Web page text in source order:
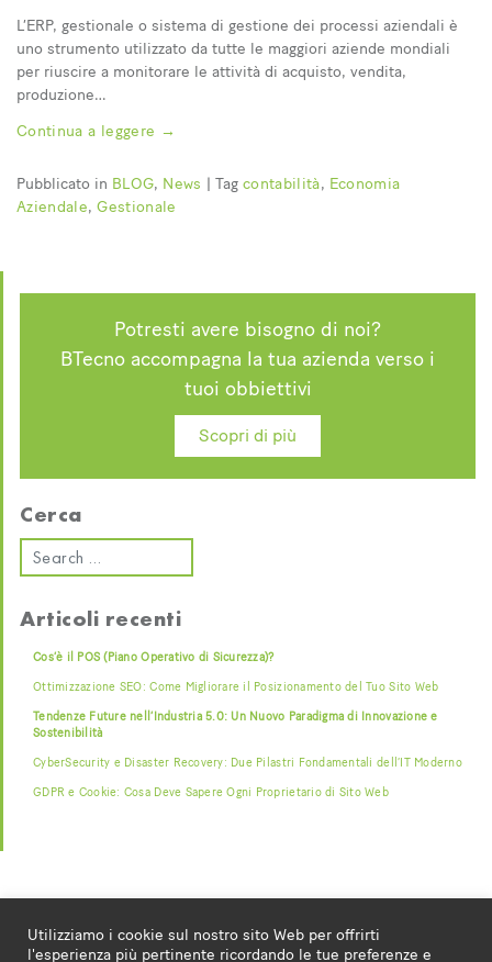
L’ERP, gestionale o sistema di gestione dei processi aziendali è
uno strumento utilizzato da tutte le maggiori aziende mondiali
per riuscire a monitorare le attività di acquisto, vendita,
produzione…
Continua a leggere →
Pubblicato in BLOG, News | Tag contabilità, Economia
Aziendale,Gestionale
Potresti avere bisogno di noi?
BTecno accompagna la tua azienda verso i
tuoi obbiettivi
Scopri di più
Cerca
Articoli recenti
Cos’è il POS (Piano Operativo di Sicurezza)?
Ottimizzazione SEO: Come Migliorare il Posizionamento del Tuo Sito Web
Tendenze Future nell’Industria 5.0: Un Nuovo Paradigma di Innovazione e
Sostenibilità
CyberSecurity e Disaster Recovery: Due Pilastri Fondamentali dell’IT Moderno
GDPR e Cookie: Cosa Deve Sapere Ogni Proprietario di Sito Web
Utilizziamo i cookie sul nostro sito Web per offrirti
l'esperienza più pertinente ricordando le tue preferenze e